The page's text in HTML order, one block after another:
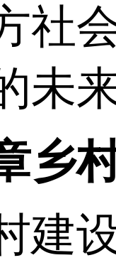
会
未
乡
设